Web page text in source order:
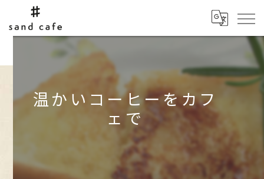
温かいコーヒーをカフ
ェで